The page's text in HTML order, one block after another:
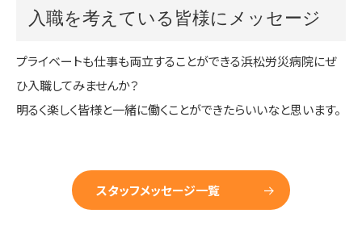
入職を考えている皆様にメッセージ
プライベートも仕事も両立することができる浜松労災病院にぜ
ひ入職してみませんか？
明るく楽しく皆様と一緒に働くことができたらいいなと思います。
スタッフメッセージ一覧